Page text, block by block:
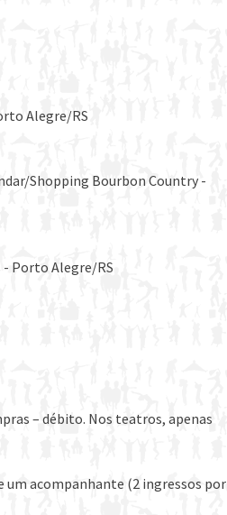
Alegre/RS
Shopping Bourbon Country -
- Porto Alegre/RS
– débito. Nos teatros, apenas
um acompanhante (2 ingressos por